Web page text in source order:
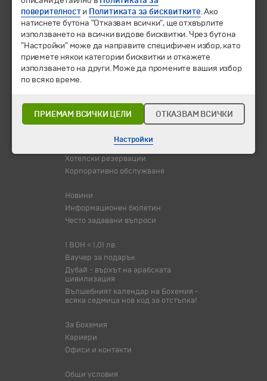
Календар
Всички програми от А до Я
Промоции
Горещи оферти
Потвърдени дати
Оферта на деня
Туристически обекти
Самолетни билети
Хотелски резервации
Корпоративно обслужване
Новини
Информационен бюлетин
Често задавани въпроси
1 BOH = 1,01 лв.
Ваучер за подарък
Дубай - върхът на арабската
цивилизация
Вълшебният календар на Бохемия -
всяка седмица нов код за отстъпка!
За Бохемия
Кариери
Офиси и контакти
Общи условия
поверителности Политиката за бисквитките. Ако
натиснете бутона "Отказвам всички", ще отхвърлите
използването на всички видове бисквитки. Чрез бутона
"Настройки" може да направите специфичен избор, като
приемете някои категории бисквитки и откажете
използването на други. Може да промените вашия избор
по всяко време.
ПРИЕМАМ ВСИЧКИ ЦЕЛИ ОТКАЗВАМ ВСИЧКИ
Настройки